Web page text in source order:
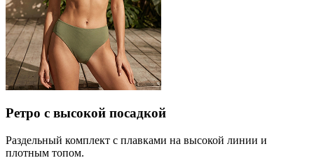
Ретро с высокой посадкой
Раздельный комплект с плавками на высокой линии и
плотным топом.